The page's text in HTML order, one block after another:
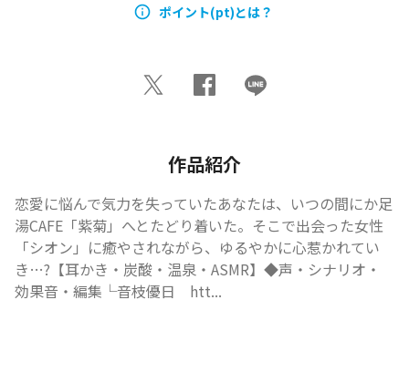
ポイント(pt)とは？
作品紹介
恋愛に悩んで気力を失っていたあなたは、いつの間にか足
湯CAFE「紫菊」へとたどり着いた。そこで出会った女性
「シオン」に癒やされながら、ゆるやかに心惹かれてい
き…?【耳かき・炭酸・温泉・ASMR】◆声・シナリオ・
効果音・編集└音枝優日　htt...